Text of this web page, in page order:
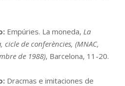
Empúries. La moneda, La
de conferències, (MNAC,
de 1988), Barcelona, 11-20.
Dracmas e imitaciones de